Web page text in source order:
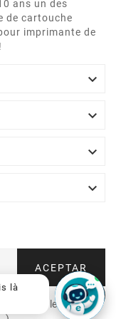
ans un des
de cartouche
imprimante de




ACEPTAR
spéciales (code
là